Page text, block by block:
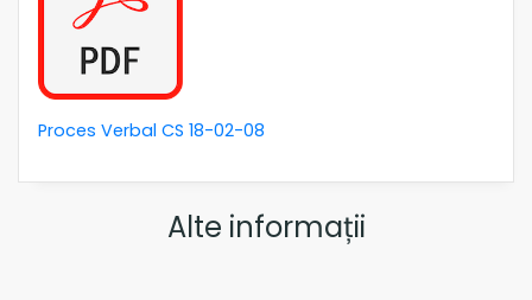
Proces Verbal CS 18-02-08
Alte informații